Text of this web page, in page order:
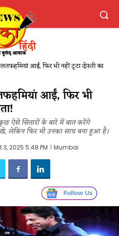
आईं, फिर भी नहीं टूटा दोस्ती का
आईं, फिर भी
ऐसे सितारों के बारे में बात करेंगे
लेकिन फिर भी उनका साथ बना हुआ है।
3, 2025 5:48 PM Mumbai